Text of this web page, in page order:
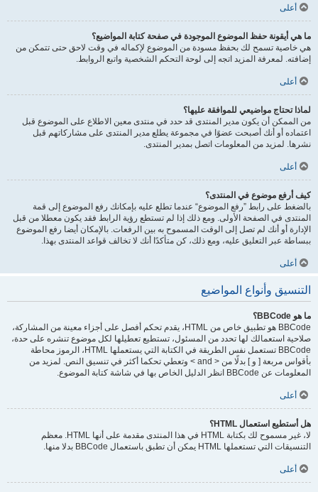
أعلى
ما هي أيقونة حفظ الموضوع الموجودة في صفحة كتابة المواضيع؟
هي خاصية تسمح لك بحفظ مسودة من الموضوع لإكماله في وقت لاحق حتى تتمكن من
إضافته. لمعرفة المزيد اتجه إلى لوحة التحكم الشخصية واتبع الروابط.
أعلى
لماذا تحتاج مواضيعي للموافقة عليها؟
من الممكن أن يكون مدير المنتدى قد حدد في منتدى معين الاطلاع على الموضوع قبل
اعتماده أو أنك أصبحت عضوًا في مجموعة يطلع مدير المنتدى على مشاركاتهم قبل
نشرها. لمزيد من المعلومات اتصل بمدير المنتدى.
أعلى
كيف أرفع موضوع في المنتدى؟
بالضغط على رابط ”رفع الموضوع“ عندما تطلع عليه بإمكانك رفع الموضوع إلى قمة
المنتدى في الصفحة الأولى. ومع ذلك إذا لم تستطع رؤية الرابط فقد يكون معطلا من قبل
الإدارة أو أنك لم تصل إلى الوقت المسموح به بين الرفعات. بالإمكان أيضا رفع الموضوع
ببساطة عبر التعليق عليه، ومع ذلك، كن متأكدًا أنك لا تخالف قواعد المنتدى بهذا.
أعلى
التنسيق وأنواع المواضيع
ما هو BBCode؟
BBCode هو تطبيق خاص من HTML، يقدم تحكم أفصل على أجزاء معينة من المشاركة،
صلاحية استعمالك لها تحدد من المسئول، تستطيع تعطيلها لكل موضوع تنشره على حدة،
BBCode تستعمل نفس الطريقة في الكتابة التي يستعملها HTML، الرموز محاطة
بأقواس مربعة [ و ] بدلًا من < and > وتعطي تحكما أكثر في تنسيق النص. لمزيد من
المعلومات عن BBCode انظر الدليل الخاص بها في شاشة كتابة الموضوع.
أعلى
هل أستطيع استعمال HTML؟
لا، غير مسموح لك بكتابة HTML في هذا المنتدى مقدمة على أنها HTML. معظم
التنسيقات التي تستعملها HTML يمكن أن تطبق باستعمال BBCode بدلا منها.
أعلى